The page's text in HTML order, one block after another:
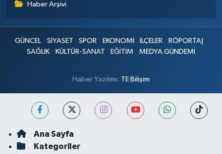
Haber Arşivi
GÜNCEL SİYASET SPOR EKONOMİ İLÇELER
RÖPORTAJ
SAĞLIK
KÜLTÜR-SANAT EĞİTİM MEDYA GÜNDEMİ
Haber Yazılımı: TE Bilişim
Ana Sayfa
Kategoriler